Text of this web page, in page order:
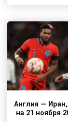
Англия —
на 21 ноября